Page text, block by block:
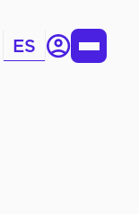
ES Iniciar
sesiónToggle